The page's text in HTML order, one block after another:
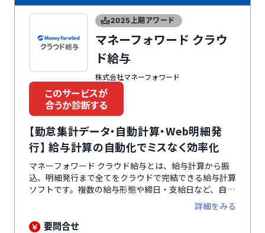
2025上期アワード
マネーフォワード クラウ
ド給与
株式会社マネーフォワード
このサービスが
合うか診断する
【勤怠集計データ・自動計算・Web明細発
行】 給与計算の自動化でミスなく効率化
マネーフォワード クラウド給与とは、給与計算から振
込、明細発行まで全てをクラウドで完結できる給与計算
ソフトです。複数の給与形態や締日・支給日など、自社
環境に合わせて柔軟に設定できるのが特徴。給与体系は
月給制・日給制・時給制の3パターンに対応していま
す。複雑な社会保険料や所得税も自動計算なので、正確
詳細をみる
要問合せ